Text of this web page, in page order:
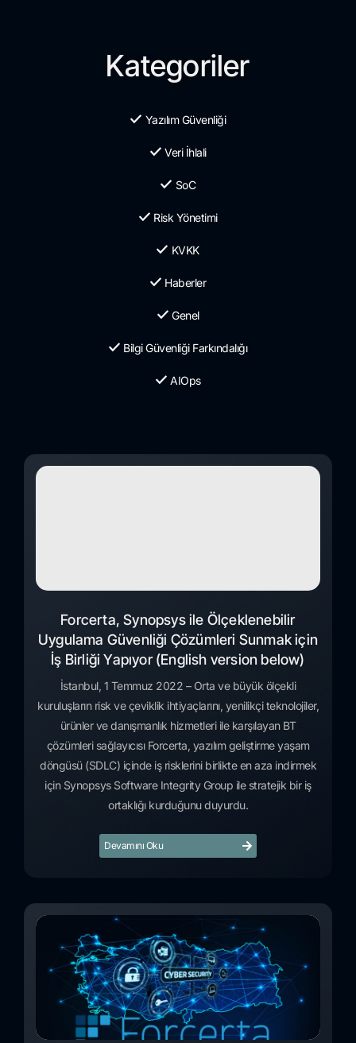
Kategoriler
Yazılım Güvenliği
Veri İhlali
SoC
Risk Yönetimi
KVKK
Haberler
Genel
Bilgi Güvenliği Farkındalığı
AIOps
Forcerta, Synopsys ile Ölçeklenebilir
Uygulama Güvenliği Çözümleri Sunmak için
İş Birliği Yapıyor (English version below)
İstanbul, 1 Temmuz 2022 – Orta ve büyük ölçekli
kuruluşların risk ve çeviklik ihtiyaçlarını, yenilikçi teknolojiler,
ürünler ve danışmanlık hizmetleri ile karşılayan BT
çözümleri sağlayıcısı Forcerta, yazılım geliştirme yaşam
döngüsü (SDLC) içinde iş risklerini birlikte en aza indirmek
için Synopsys Software Integrity Group ile stratejik bir iş
ortaklığı kurduğunu duyurdu.
Devamını Oku